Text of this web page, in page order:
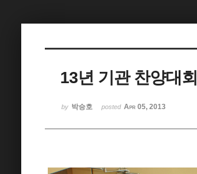
13년 기관 찬양대회
by 박승호 posted Apr 05, 2013
치북5
치북5